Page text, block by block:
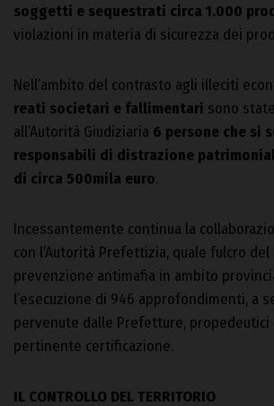
soggetti e sequestrati circa 1.000
violazioni in materia di sicurezza dei
Nell’ambito del contrasto agli illeciti
reati societari e fallimentari sono
all’Autorità Giudiziaria 6 persone che si
responsabili di distrazione
di circa 500mila euro.
Incessantemente continua la
con l’Autorità Prefettizia, quale fulcro
prevenzione antimafia in ambito
l’esecuzione di 946 approfondimenti, a
pervenute dalle Prefetture, propedeutici
pertinente certificazione.
IL CONTROLLO DEL TERRITORIO